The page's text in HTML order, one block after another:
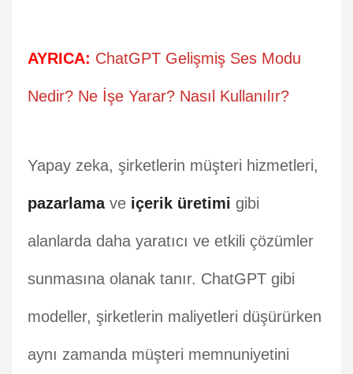
AYRICA: ChatGPT Gelişmiş Ses Modu
Nedir? Ne İşe Yarar? Nasıl Kullanılır?
Yapay zeka, şirketlerin müşteri hizmetleri,
pazarlamave içerik üretimi gibi
alanlarda daha yaratıcı ve etkili çözümler
sunmasına olanak tanır. ChatGPT gibi
modeller, şirketlerin maliyetleri düşürürken
aynı zamanda müşteri memnuniyetini